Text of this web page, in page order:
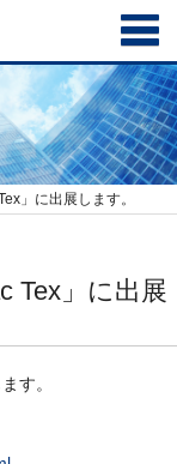
」に出展します。
Tex」に出展
す。